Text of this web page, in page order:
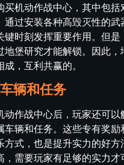
买机动作战中心，其中包括
通过安装各种高毁灭性的武
键时刻发挥重要作用。但是
地堡研究才能解锁。因此，
，互利共赢的。
辆和任务
动作战中心后，玩家还可以
车辆和任务。这些专有奖励
方式，也是提升实力的好方
，需要玩家有足够的实力才